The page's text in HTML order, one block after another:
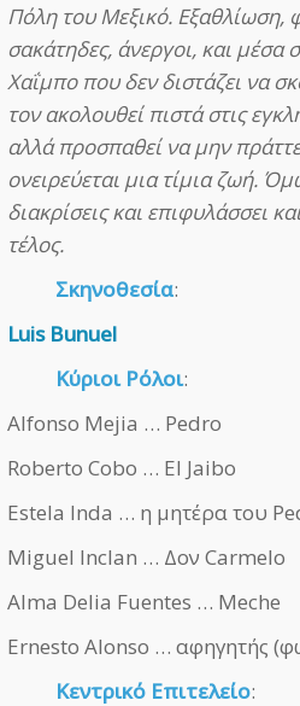
Πόλη του Μεξικό. Εξαθλίωση,
σακάτηδες, άνεργοι, και μέσα
Χαΐμπο που δεν διστάζει να
τον ακολουθεί πιστά στις
αλλά προσπαθεί να μην
ονειρεύεται μια τίμια ζωή.
διακρίσεις και επιφυλάσσει
τέλος.
Σκηνοθεσία:
Luis Bunuel
Κύριοι Ρόλοι:
Alfonso Mejia … Pedro
Roberto Cobo … El Jaibo
Estela Inda … η μητέρα του
Miguel Inclan … Δον Carmelo
Alma Delia Fuentes … Meche
Ernesto Alonso … αφηγητής
Κεντρικό Επιτελείο: